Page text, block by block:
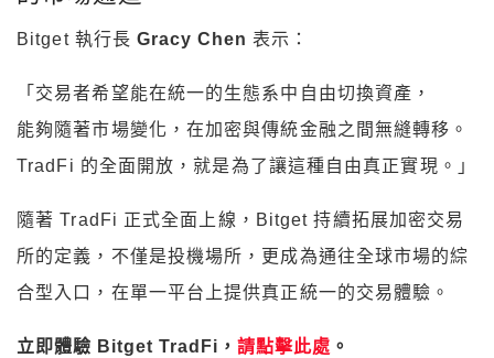
Bitget 執行長Gracy Chen 表示：
「交易者希望能在統一的生態系中自由切換資產，
能夠隨著市場變化，在加密與傳統金融之間無縫轉移。
TradFi 的全面開放，就是為了讓這種自由真正實現。」
隨著 TradFi 正式全面上線，Bitget 持續拓展加密交易
所的定義，不僅是投機場所，更成為通往全球市場的綜
合型入口，在單一平台上提供真正統一的交易體驗。
立即體驗 Bitget TradFi， 請點擊此處 。